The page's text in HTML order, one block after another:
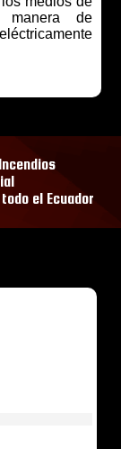
manera de
el Ecuador